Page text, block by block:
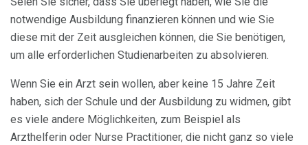
notwendige Ausbildung finanzieren können und wie Sie
diese mit der Zeit ausgleichen können, die Sie benötigen,
um alle erforderlichen Studienarbeiten zu absolvieren.
Wenn Sie ein Arzt sein wollen, aber keine 15 Jahre Zeit
haben, sich der Schule und der Ausbildung zu widmen, gibt
es viele andere Möglichkeiten, zum Beispiel als
Arzthelferin oder Nurse Practitioner, die nicht ganz so viele